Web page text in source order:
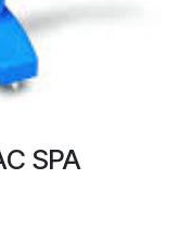
SPA